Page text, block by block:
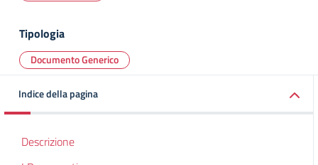
Tipologia
Documento Generico
Indice della pagina
Descrizione